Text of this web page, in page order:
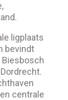
ligplaats
bevindt
centrale